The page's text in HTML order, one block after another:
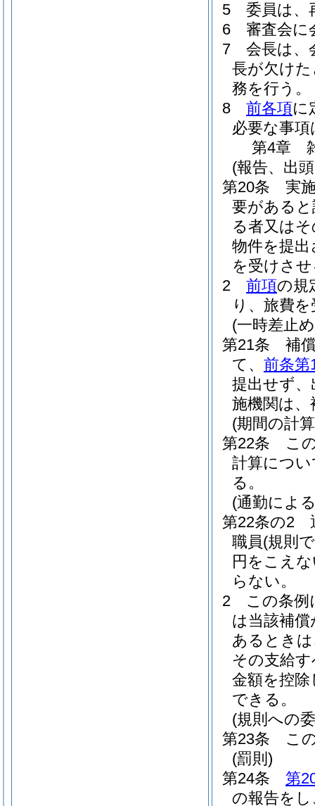
5
委員は、
6
審査会に
7
会長は、
長が欠け
務を行う。
8
前各項に
必要な事
第4章
(報告、出
第20条
実
要がある
る者又は
物件を提
を受けさ
2
前項の規
り、旅費
(一時差止
第21条
補
て、 前条第
提出せず
施機関は
(期間の計
第22条
こ
計算につ
る。
(通勤によ
第22条の2
職員(規則
円をこえ
らない。
2
この条例
は当該補
あるとき
その支給
金額を控
できる。
(規則への
第23条
こ
(罰則)
第24条
第
の報告を